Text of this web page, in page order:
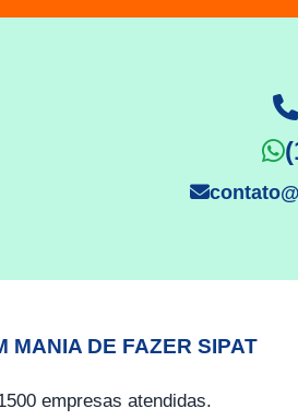
MANIA DE FAZER SIPAT
empresas atendidas.